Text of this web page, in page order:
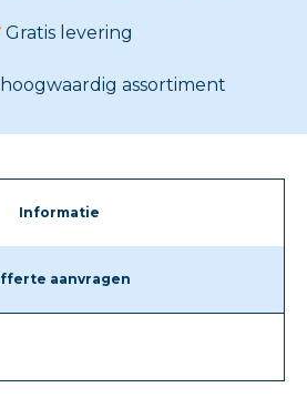
Gratis levering
assortiment
Informatie
aanvragen